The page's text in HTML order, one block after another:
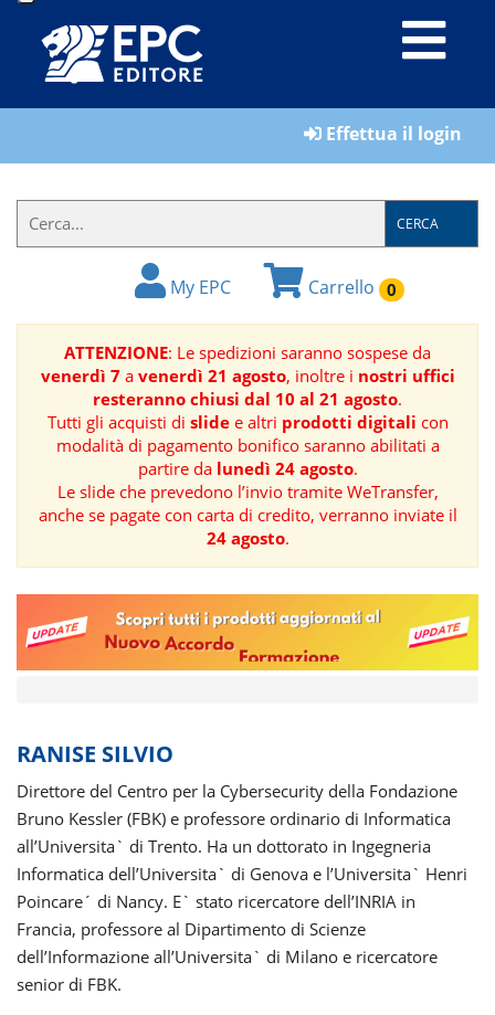
LIBRI
IL
FORMATORE
BOOK
RIVISTE
MANUALISTICA
SOFTWARE
AREE
TEMATICHE
Effettua il login
CERCA
My EPC Carrello 0
ATTENZIONE: Le spedizioni saranno sospese da
venerdì 7a venerdì 21 agosto, inoltre i nostri uffici
resteranno chiusi dal 10 al 21 agosto.
Tutti gli acquisti di slidee altri prodotti digitali con
modalità di pagamento bonifico saranno abilitati a
partire da lunedì 24 agosto.
Le slide che prevedono l’invio tramite WeTransfer,
anche se pagate con carta di credito, verranno inviate il
24 agosto.
RANISE SILVIO
Direttore del Centro per la Cybersecurity della Fondazione
Bruno Kessler (FBK) e professore ordinario di Informatica
all’Universita` di Trento. Ha un dottorato in Ingegneria
Informatica dell’Universita` di Genova e l’Universita` Henri
Poincare´ di Nancy. E` stato ricercatore dell’INRIA in
Francia, professore al Dipartimento di Scienze
dell’Informazione all’Universita` di Milano e ricercatore
senior di FBK.